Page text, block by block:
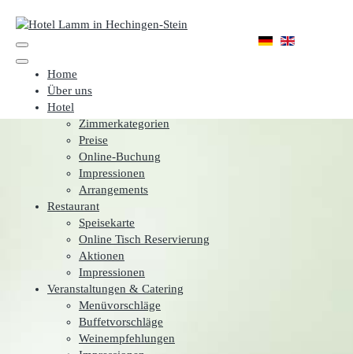
Home
Über uns
Hotel
Zimmerkategorien
Preise
Online-Buchung
Impressionen
Arrangements
Restaurant
Speisekarte
Online Tisch Reservierung
Aktionen
Impressionen
Veranstaltungen & Catering
Menüvorschläge
Buffetvorschläge
Weinempfehlungen